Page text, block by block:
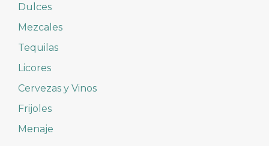
Dulces
Mezcales
Tequilas
Licores
Cervezas y Vinos
Frijoles
Menaje